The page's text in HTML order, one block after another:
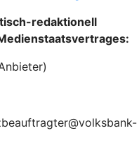
redaktionell